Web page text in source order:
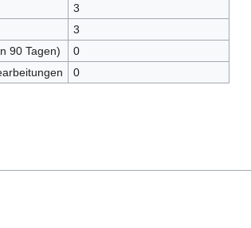
3
3
90 Tagen)
0
0